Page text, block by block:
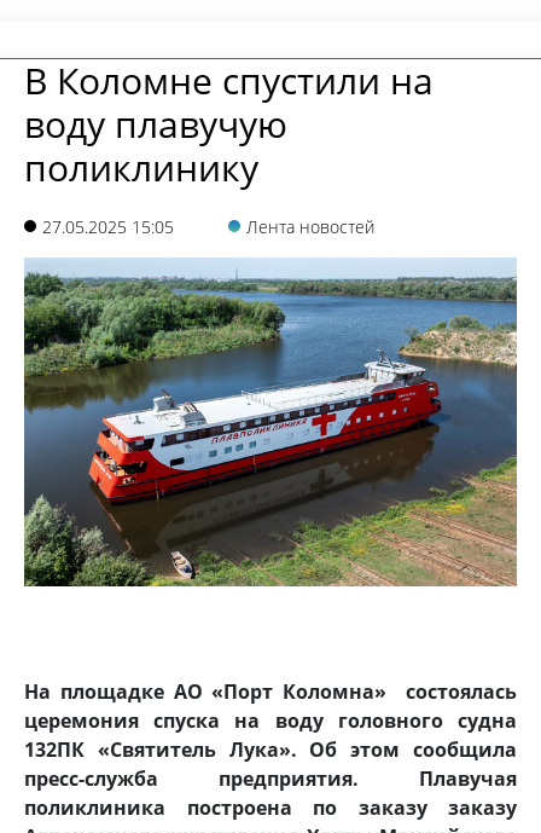
В Коломне спустили на
воду плавучую
поликлинику
27.05.2025 15:05 Лента новостей
На площадке АО «Порт Коломна» состоялась
церемония спуска на воду головного судна
132ПК «Святитель Лука». Об этом сообщила
пресс-служба предприятия. Плавучая
поликлиника построена по заказу заказу